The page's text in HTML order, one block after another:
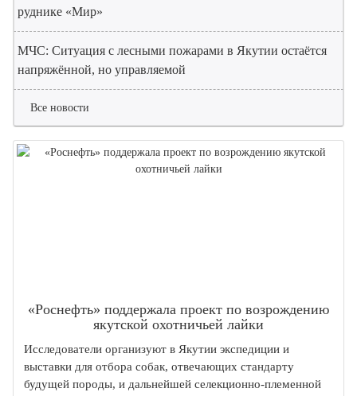
руднике «Мир»
МЧС: Ситуация с лесными пожарами в Якутии остаётся
напряжённой, но управляемой
Все новости
«Роснефть» поддержала проект по возрождению
якутской охотничьей лайки
Исследователи организуют в Якутии экспедиции и
выставки для отбора собак, отвечающих стандарту
будущей породы, и дальнейшей селекционно-племенной